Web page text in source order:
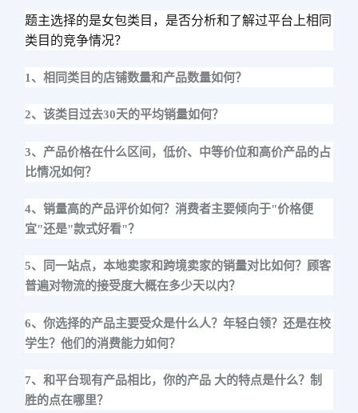
题主选择的是女包类目，是否分析和了解过平台上相同
类目的竞争情况？
1、相同类目的店铺数量和产品数量如何？
2、该类目过去30天的平均销量如何？
3、产品价格在什么区间，低价、中等价位和高价产品的占
比情况如何？
4、销量高的产品评价如何？消费者主要倾向于"价格便
宜"还是"款式好看"？
5、同一站点，本地卖家和跨境卖家的销量对比如何？顾客
普遍对物流的接受度大概在多少天以内？
6、你选择的产品主要受众是什么人？年轻白领？还是在校
学生？他们的消费能力如何？
7、和平台现有产品相比，你的产品 大的特点是什么？制
胜的点在哪里？